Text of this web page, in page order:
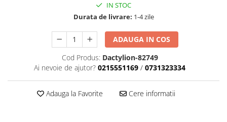
IN STOC
Durata de livrare: 1-4 zile
ADAUGA IN COS
Cod Produs: Dactylion-82749
Ai nevoie de ajutor? 0215551169 / 0731323334
Adauga la Favorite Cere informatii